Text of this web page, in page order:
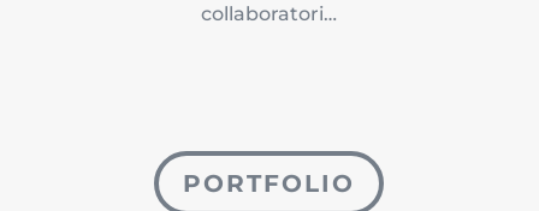
collaboratori…
PORTFOLIO